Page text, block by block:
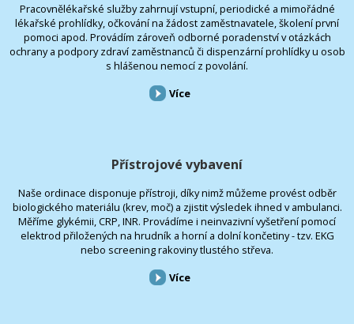
Pracovnělékařské služby zahrnují vstupní, periodické a mimořádné
lékařské prohlídky, očkování na žádost zaměstnavatele, školení první
pomoci apod. Provádím zároveň odborné poradenství v otázkách
ochrany a podpory zdraví zaměstnanců či dispenzární prohlídky u osob
s hlášenou nemocí z povolání.
Více
Přístrojové vybavení
Naše ordinace disponuje přístroji, díky nimž můžeme provést odběr
biologického materiálu (krev, moč) a zjistit výsledek ihned v ambulanci.
Měříme glykémii, CRP, INR. Provádíme i neinvazivní vyšetření pomocí
elektrod přiložených na hrudník a horní a dolní končetiny - tzv. EKG
nebo screening rakoviny tlustého střeva.
Více